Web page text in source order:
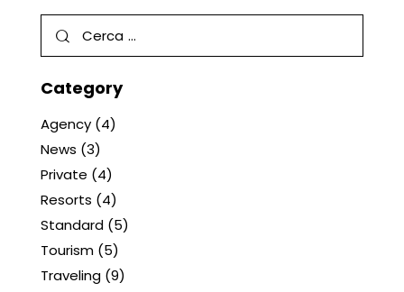
Category
Agency (4)
News (3)
Private (4)
Resorts (4)
Standard (5)
Tourism (5)
Traveling (9)